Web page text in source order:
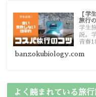
【学
旅行
学生
説。
青春
banzokubiology.com
よく読まれている旅